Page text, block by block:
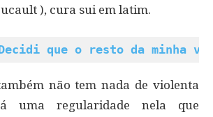
), cura sui em latim.
que o resto da minha
não tem nada de violenta
uma regularidade nela que